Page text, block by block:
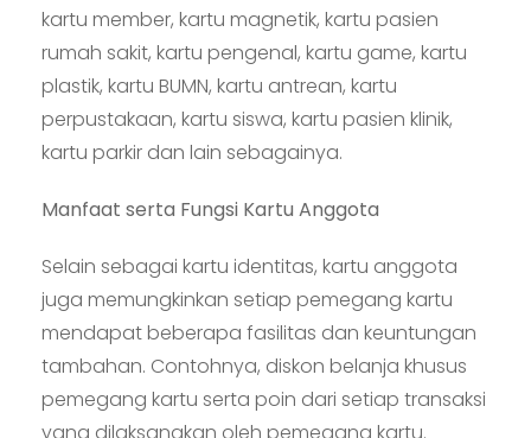
kartu member, kartu magnetik, kartu pasien
rumah sakit, kartu pengenal, kartu game, kartu
plastik, kartu BUMN, kartu antrean, kartu
perpustakaan, kartu siswa, kartu pasien klinik,
kartu parkir dan lain sebagainya.
Manfaat serta Fungsi Kartu Anggota
Selain sebagai kartu identitas, kartu anggota
juga memungkinkan setiap pemegang kartu
mendapat beberapa fasilitas dan keuntungan
tambahan. Contohnya, diskon belanja khusus
pemegang kartu serta poin dari setiap transaksi